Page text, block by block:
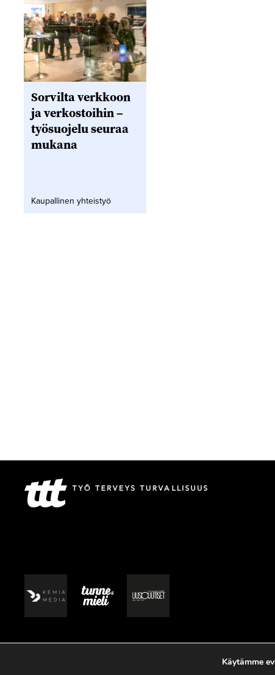
Sorvilta verkkoon
ja verkostoihin –
työsuojelu seuraa
mukana
Kaupallinen yhteistyö
Käytämme